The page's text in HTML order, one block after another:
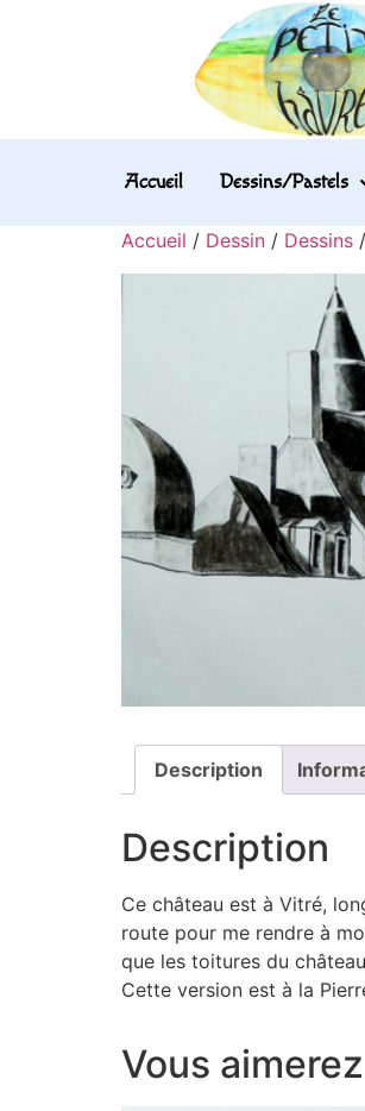
Accueil Dessins/Pastels
Accueil / Dessin / Dessins
Description
Description
Ce château est à Vitré,
route pour me rendre à
que les toitures du
Cette version est à la
Vous